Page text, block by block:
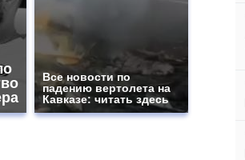
Все новости по
падению вертолета на
Кавказе: читать здесь